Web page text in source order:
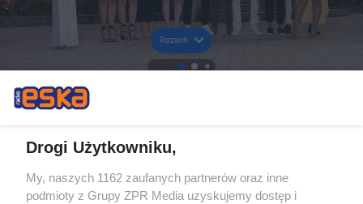
Rozwiń
Drogi Użytkowniku,
My, naszych 1162 zaufanych partnerów oraz inne
podmioty z Grupy ZPR Media uzyskujemy dostęp i